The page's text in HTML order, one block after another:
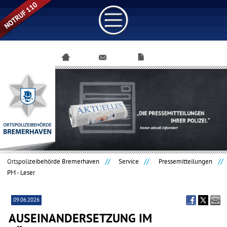
überspringen
Ortspolizeibehörde Bremerhaven Service
Pressemitteilungen
PM - Leser
09.06.2026
AUSEINANDERSETZUNG IM